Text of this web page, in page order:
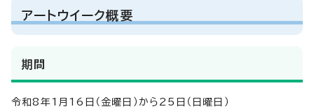
アートウイーク概要
期間
令和8年1月16日（金曜日）から25日（日曜日）